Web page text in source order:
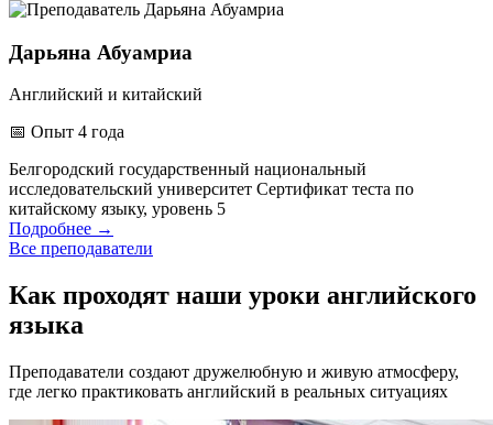
Дарьяна Абуамриа
Английский и китайский
📅 Опыт 4 года
Белгородский государственный национальный
исследовательский университет Сертификат теста по
китайскому языку, уровень 5
Подробнее →
Все преподаватели
Как проходят наши уроки английского
языка
Преподаватели создают дружелюбную и живую атмосферу,
где легко практиковать английский в реальных ситуациях